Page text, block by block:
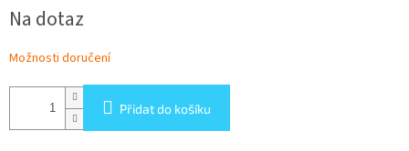
cena:
Na dotaz
Možnosti doručení
Přidat do košíku